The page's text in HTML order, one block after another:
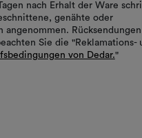
nach Erhalt der Ware
genähte oder
Rücksendungen
Sie die "Reklamations-
von Dedar."